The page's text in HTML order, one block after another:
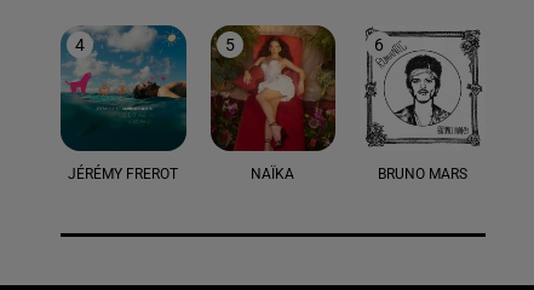
4
JÉRÉMY FREROT
5
NAÏKA
6
BRUNO MARS